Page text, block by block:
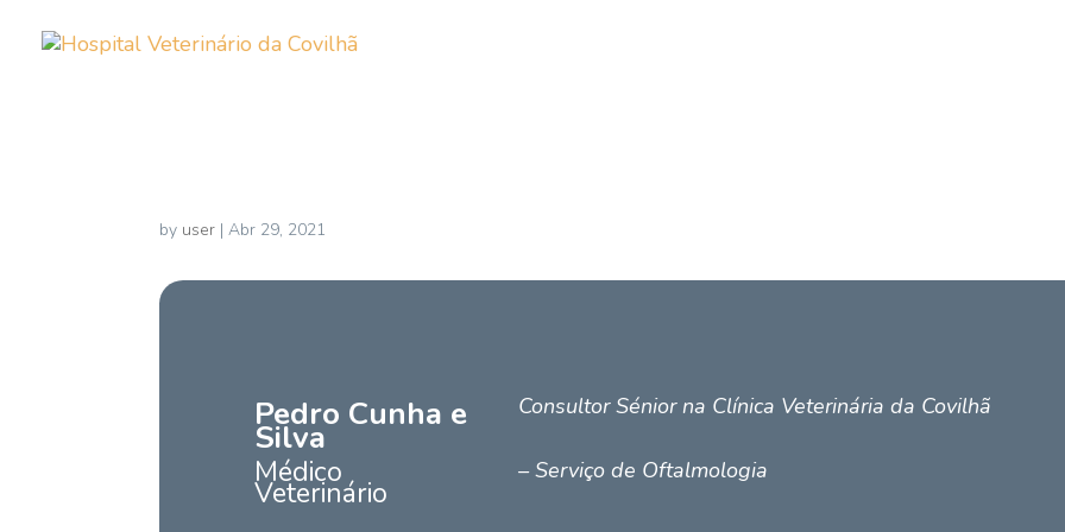
by user |Abr 29, 2021
Pedro Cunha e
Silva
Médico
Veterinário
Consultor Sénior na Clínica Veterinária da Covilhã
– Serviço de Oftalmologia